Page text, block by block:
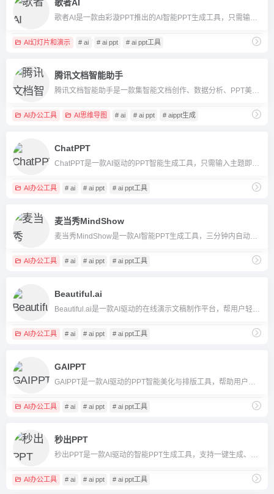
歌者AI
AI幻灯片和演示 # ai # ai ppt # ai ppt工具
腾讯文档智能助手
AI办公工具 AI思维导图 # ai # ai ppt # aippt生成
ChatPPT
AI办公工具 # ai # ai ppt # ai ppt工具
麦当秀MindShow
AI办公工具 # ai # ai ppt # ai ppt工具
Beautiful.ai
AI办公工具 # ai # ai ppt # ai ppt工具
GAIPPT
AI办公工具 # ai # ai ppt # ai ppt工具
秒出PPT
AI办公工具 # ai # ai ppt # ai ppt工具